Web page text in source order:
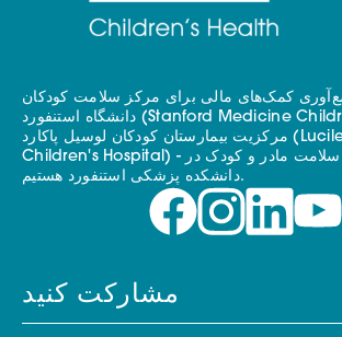
کمک‌های مالی برای مرکز سلامت کودکان
دانشگاه استنفورد (Stanford Medicine Children's Health) - با
مرکزیت بیمارستان کودکان لوسیل پاکارد (Lucile Packard
Children's Hospital) - و برنامه‌های سلامت مادر و کودک در
دانشکده پزشکی استنفورد هستیم.
مشارکت کنید